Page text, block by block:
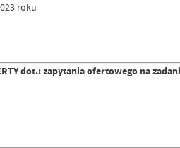
roku
dot.: zapytania ofertowego na